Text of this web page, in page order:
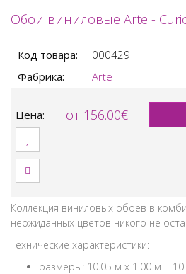
Обои виниловые Arte -
Код товара:
000429
Фабрика:
Arte
Цена: от 156.00€
Коллекция виниловых обоев в
неожиданных цветов никого не
Технические характеристики:
размеры: 10.05 м x 1.00 м = 10